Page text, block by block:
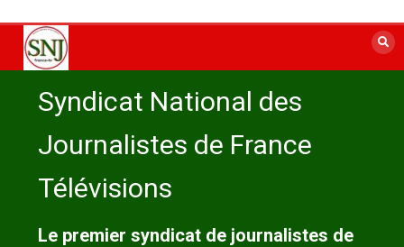
contenu
Syndicat National des
Journalistes de France
Télévisions
Le premier syndicat de journalistes de